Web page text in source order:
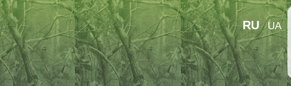
RU UA